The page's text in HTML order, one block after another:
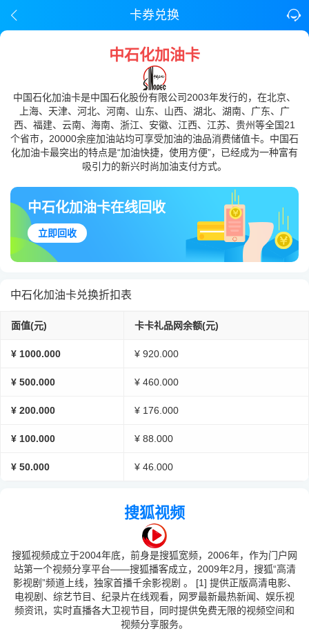
卡券兑换
中石化加油卡
中国石化加油卡是中国石化股份有限公司2003年发行的，在北京、
上海、天津、河北、河南、山东、山西、湖北、湖南、广东、广
西、福建、云南、海南、浙江、安徽、江西、江苏、贵州等全国21
个省市，20000余座加油站均可享受加油的油品消费储值卡。中国石
化加油卡最突出的特点是“加油快捷，使用方便”，已经成为一种富有
吸引力的新兴时尚加油支付方式。
中石化加油卡在线回收
立即回收
中石化加油卡兑换折扣表
面值(元) 卡卡礼品网余额(元)
¥ 1000.000 ¥ 920.000
¥ 500.000 ¥ 460.000
¥ 200.000 ¥ 176.000
¥ 100.000 ¥ 88.000
¥ 50.000 ¥ 46.000
搜狐视频
搜狐视频成立于2004年底，前身是搜狐宽频，2006年，作为门户网
站第一个视频分享平台——搜狐播客成立，2009年2月，搜狐“高清
影视剧”频道上线，独家首播千余影视剧 。 [1] 提供正版高清电影、
电视剧、综艺节目、纪录片在线观看，网罗最新最热新闻、娱乐视
频资讯，实时直播各大卫视节目，同时提供免费无限的视频空间和
视频分享服务。